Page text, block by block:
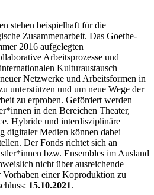
stehen beispielhaft für die
Zusammenarbeit. Das Goethe-
2016 aufgelegten
Arbeitsprozesse und
Kulturaustausch
Netzwerke und Arbeitsformen in
unterstützen und um neue Wege der
zu erproben. Gefördert werden
in den Bereichen Theater,
Hybride und interdisziplinäre
digitaler Medien können dabei
Der Fonds richtet sich an
bzw. Ensembles im Ausland
nicht über ausreichende
einer Koproduktion zu
15.10.2021.